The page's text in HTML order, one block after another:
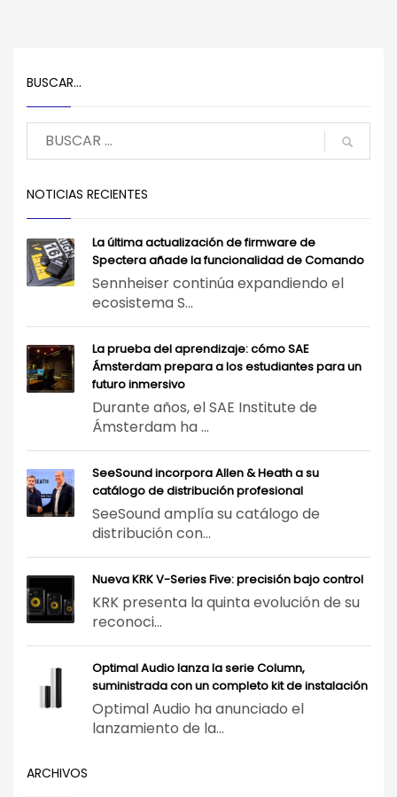
BUSCAR…
NOTICIAS RECIENTES
La última actualización de firmware de
Spectera añade la funcionalidad de Comando
Sennheiser continúa expandiendo el
ecosistema S...
La prueba del aprendizaje: cómo SAE
Ámsterdam prepara a los estudiantes para un
futuro inmersivo
Durante años, el SAE Institute de
Ámsterdam ha ...
SeeSound incorpora Allen & Heath a su
catálogo de distribución profesional
SeeSound amplía su catálogo de
distribución con...
Nueva KRK V-Series Five: precisión bajo control
KRK presenta la quinta evolución de su
reconoci...
Optimal Audio lanza la serie Column,
suministrada con un completo kit de instalación
Optimal Audio ha anunciado el
lanzamiento de la...
ARCHIVOS